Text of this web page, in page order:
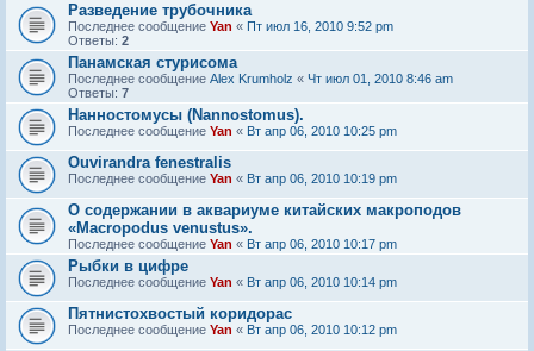
Разведение трубочника
Последнее сообщение Yan « Пт июл 16, 2010 9:52 pm
Ответы: 2
Панамская стурисома
Последнее сообщение Alex Krumholz « Чт июл 01, 2010 8:46 am
Ответы: 7
Нанностомусы (Nannostomus).
Последнее сообщение Yan « Вт апр 06, 2010 10:25 pm
Ouvirandra fenestralis
Последнее сообщение Yan « Вт апр 06, 2010 10:19 pm
О содержании в аквариуме китайских макроподов
«Macropodus venustus».
Последнее сообщение Yan « Вт апр 06, 2010 10:17 pm
Рыбки в цифре
Последнее сообщение Yan « Вт апр 06, 2010 10:14 pm
Пятнистохвостый коридорас
Последнее сообщение Yan « Вт апр 06, 2010 10:12 pm